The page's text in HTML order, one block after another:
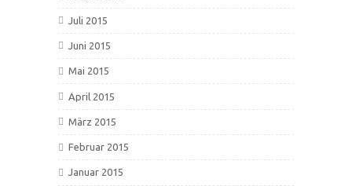
Juli 2015
Juni 2015
Mai 2015
April 2015
März 2015
Februar 2015
Januar 2015